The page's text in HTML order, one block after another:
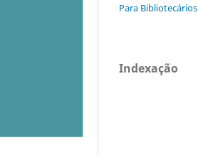
Para Bibliotecários
Indexação